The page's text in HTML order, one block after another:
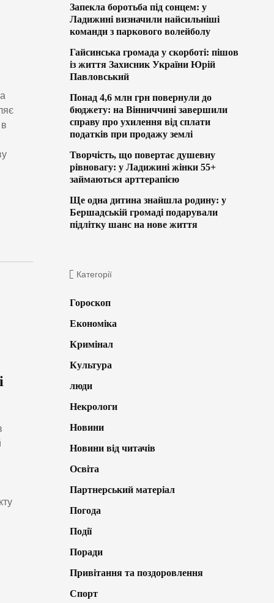
Запекла боротьба під сонцем: у
Ладижині визначили найсильніші
команди з паркового волейболу
Гайсинська громада у скорботі: пішов
із життя Захисник України Юрій
Павловський
Понад 4,6 млн грн повернули до
бюджету: на Вінниччині завершили
справу про ухилення від сплати
податків при продажу землі
Творчість, що повертає душевну
рівновагу: у Ладижині жінки 55+
займаються арттерапією
Ще одна дитина знайшла родину: у
Бершадській громаді подарували
підлітку шанс на нове життя
Категорії
Гороскоп
Економіка
Кримінал
Культура
люди
Некрологи
Новини
Новини від читачів
Освіта
Партнерський матеріал
Погода
Події
Поради
Привітання та поздоровлення
Спорт